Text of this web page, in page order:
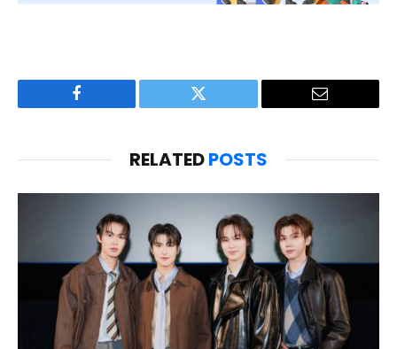
Facebook Twitter Email
RELATEDPOSTS